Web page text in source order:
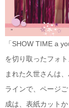
「SHOW TIME a
を切り取ったフォ
まれた久世さんは
ラインで、ページ
成は、表紙カット